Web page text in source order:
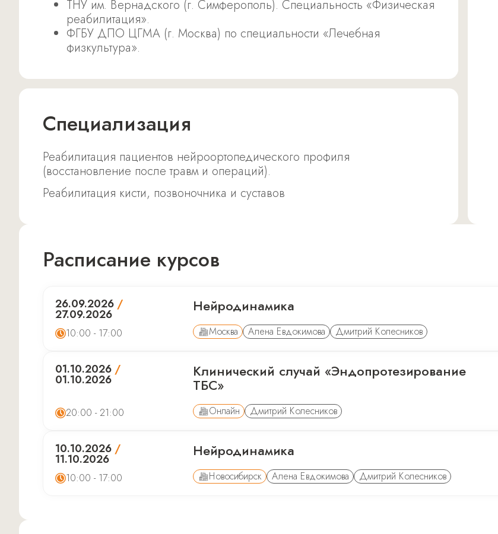
ТНУ им. Вернадского (г. Симферополь). Специальность «Физическая
реабилитация».
ФГБУ ДПО ЦГМА (г. Москва) по специальности «Лечебная
физкультура».
Специализация
Реабилитация пациентов нейроортопедического профиля
(восстановление после травм и операций).
Реабилитация кисти, позвоночника и суставов
Расписание курсов
26.09.2026 /
27.09.2026
10:00 - 17:00
Нейродинамика
Москва Алена Евдокимова Дмитрий Колесников
01.10.2026 /
01.10.2026
20:00 - 21:00
Клинический случай «Эндопротезирование
ТБС»
Онлайн Дмитрий Колесников
10.10.2026 /
11.10.2026
10:00 - 17:00
Нейродинамика
Новосибирск Алена Евдокимова Дмитрий Колесников